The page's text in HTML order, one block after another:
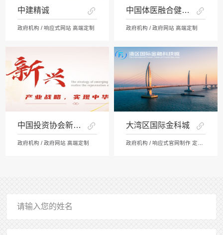
中建精诚
政府机构 / 响应式网站 高端定制
中国体医融合健康网
政府机构 / 政府网站 高端定制
中国投资协会新兴产业中心
政府机构 / 政府网站 高端定制
大湾区国际金科城